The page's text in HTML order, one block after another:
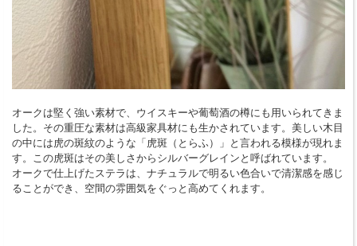
オークは堅く強い素材で、ウイスキーや葡萄酒の樽にも用いられてきま
した。その重圧な素材は高級家具材にも生かされています。美しい木目
の中には虎の斑紋のような「虎斑（とらふ）」と言われる模様が現れま
す。この虎斑はその美しさからシルバーグレインと呼ばれています。
オークで仕上げたステラは、ナチュラルで明るい色合いで清潔感を感じ
ることができ、空間の雰囲気をぐっと高めてくれます。